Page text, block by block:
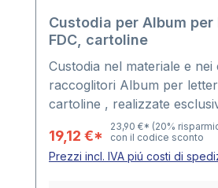
Custodia per Album
FDC, cartoline
Custodia nel materiale e nei
raccoglitori Album per
cartoline , realizzate
19,12 €*
23,90 €* (20%
con il codice sconto
Prezzi incl. IVA piú costi di